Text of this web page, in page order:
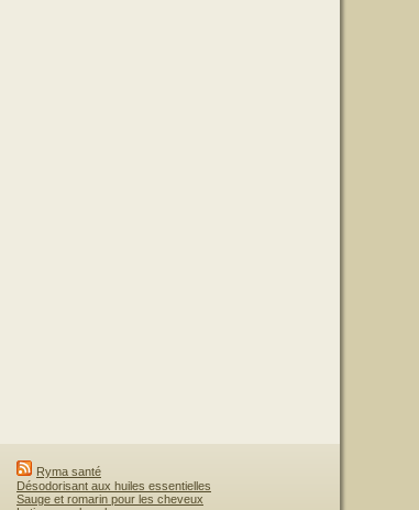
Ryma santé
Désodorisant aux huiles essentielles
Sauge et romarin pour les cheveux